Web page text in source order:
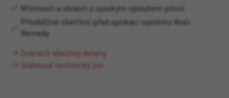
Místnosti a oblasti s vysokým výskytem plísní
Předběžné ošetření před aplikací systému Wall
Remedy.
Zobrazit všechny detaily
Stáhnout technický list